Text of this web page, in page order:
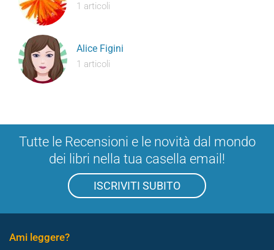
1 articoli
Alice Figini
1 articoli
Tutte le Recensioni e le novità dal mondo
dei libri nella tua casella email!
ISCRIVITI SUBITO
Ami leggere?